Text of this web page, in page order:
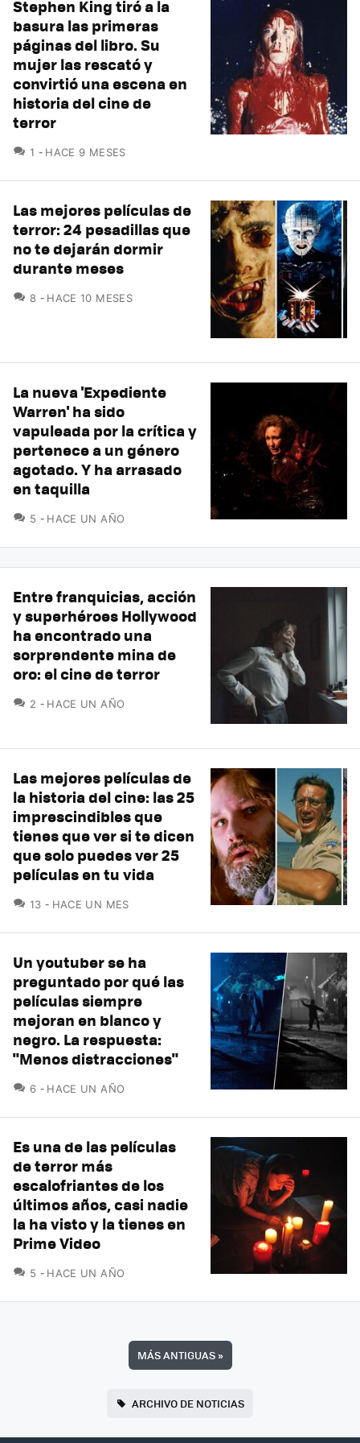
Stephen King tiró a la
basura las primeras
páginas del libro. Su
mujer las rescató y
convirtió una escena en
historia del cine de
terror
1 COMENTARIOS
HACE 9 MESES
Las mejores películas de
terror: 24 pesadillas que
no te dejarán dormir
durante meses
8 COMENTARIOS
HACE 10 MESES
La nueva 'Expediente
Warren' ha sido
vapuleada por la crítica y
pertenece a un género
agotado. Y ha arrasado
en taquilla
5 COMENTARIOS
HACE UN AÑO
Entre franquicias, acción
y superhéroes Hollywood
ha encontrado una
sorprendente mina de
oro: el cine de terror
2 COMENTARIOS
HACE UN AÑO
Las mejores películas de
la historia del cine: las 25
imprescindibles que
tienes que ver si te dicen
que solo puedes ver 25
películas en tu vida
13 COMENTARIOS
HACE UN MES
Un youtuber se ha
preguntado por qué las
películas siempre
mejoran en blanco y
negro. La respuesta:
"Menos distracciones"
6 COMENTARIOS
HACE UN AÑO
Es una de las películas
de terror más
escalofriantes de los
últimos años, casi nadie
la ha visto y la tienes en
Prime Video
5 COMENTARIOS
HACE UN AÑO
MÁS ANTIGUAS»
ARCHIVO DE NOTICIAS